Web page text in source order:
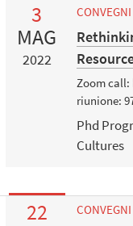
3
MAG
2022
CONVEGNI
Zoom call:
riunione:
Phd
Cultures
22
CONVEGNI